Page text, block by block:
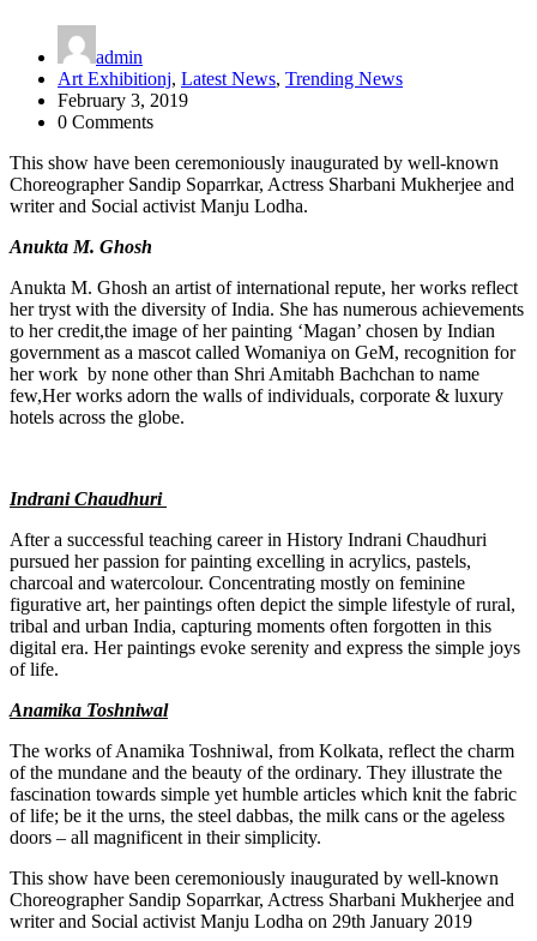
admin
Art Exhibitionj, Latest News, Trending News
February 3, 2019
0 Comments
This show have been ceremoniously inaugurated by well-known
Choreographer Sandip Soparrkar, Actress Sharbani Mukherjee and
writer and Social activist Manju Lodha.
Anukta M. Ghosh
Anukta M. Ghosh an artist of international repute, her works reflect
her tryst with the diversity of India. She has numerous achievements
to her credit,the image of her painting ‘Magan’ chosen by Indian
government as a mascot called Womaniya on GeM, recognition for
her work by none other than Shri Amitabh Bachchan to name
few,Her works adorn the walls of individuals, corporate & luxury
hotels across the globe.
Indrani Chaudhuri
After a successful teaching career in History Indrani Chaudhuri
pursued her passion for painting excelling in acrylics, pastels,
charcoal and watercolour. Concentrating mostly on feminine
figurative art, her paintings often depict the simple lifestyle of rural,
tribal and urban India, capturing moments often forgotten in this
digital era. Her paintings evoke serenity and express the simple joys
of life.
Anamika Toshniwal
The works of Anamika Toshniwal, from Kolkata, reflect the charm
of the mundane and the beauty of the ordinary. They illustrate the
fascination towards simple yet humble articles which knit the fabric
of life; be it the urns, the steel dabbas, the milk cans or the ageless
doors – all magnificent in their simplicity.
This show have been ceremoniously inaugurated by well-known
Choreographer Sandip Soparrkar, Actress Sharbani Mukherjee and
writer and Social activist Manju Lodha on 29th January 2019